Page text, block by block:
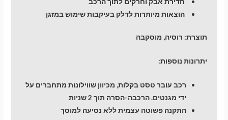
הוצאות מיותרות לדלק בעיקבות שימוש במזגן
תוצרת: רוסיה, מוסקבה
יתרונות נוספות:
רכב עובר טסט בקלות, מכיוון שווילונות מתחברים על
ידי מגנטים. הרכבה-הסרה תוך 2 שניות
התקנה פשוטה עצמית ללא נסיעה למוסך